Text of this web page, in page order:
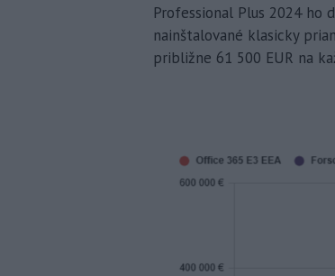
Professional Plus 2024 ho
nainštalované klasicky
približne 61 500 EUR na